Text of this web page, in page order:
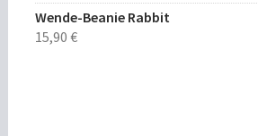
Wende-Beanie Rabbit
15,90€